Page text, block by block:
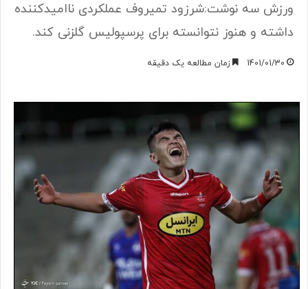
ورزش سه نوشت:شرزود تمیروف عملکردی ناامیدکننده
داشته و هنوز نتوانسته برای پرسپولیس گلزنی کند.
1401/01/30 زمان مطالعه یک دقیقه